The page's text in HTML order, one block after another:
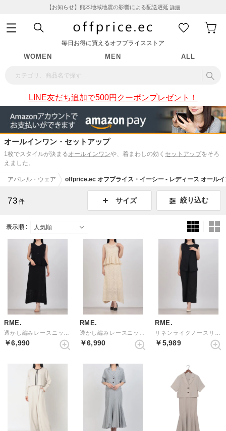
【お知らせ】熊本地域地震の影響による配送遅延 詳細
毎日お得に買えるオフプライスストア
WOMEN MEN ALL
LINE友だち追加で500円クーポンプレゼント！
オールインワン・セットアップ
1枚でスタイルが決まるオールインワンや、着まわしの効く セットアップをそろ
えました。
アパレル・ウェア offprice.ec オフプライス・イーシー - レディース オール
73 件 サイズ 絞り込む
表示順 :
RME.
￥6,990
RME.
￥6,990
RME.
￥5,989